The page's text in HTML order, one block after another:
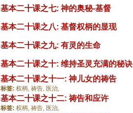
基本二十课之七: 神的奥秘-基督
基本二十课之八: 基督权柄的显现
基本二十课之九: 有灵的生命
基本二十课之十: 维持圣灵充满的秘诀
基本二十课之十一: 神儿女的祷告
标签: 权柄, 祷告, 医治,
基本二十课之十二: 祷告和应许
标签: 权柄, 祷告, 医治,